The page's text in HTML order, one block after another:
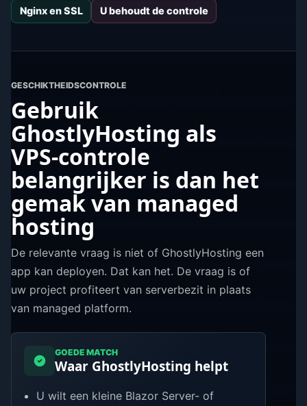
Nginx en SSL U behoudt de controle
GESCHIKTHEIDSCONTROLE
Gebruik
GhostlyHosting als
VPS-controle
belangrijker is dan het
gemak van managed
hosting
De relevante vraag is niet of GhostlyHosting een
app kan deployen. Dat kan het. De vraag is of
uw project profiteert van serverbezit in plaats
van managed platform.
GOEDE MATCH
Waar GhostlyHosting helpt
U wilt een kleine Blazor Server- of